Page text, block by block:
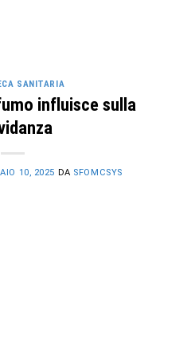
SANITARIA
influisce sulla
10, 2025 DA SFOMCSYS